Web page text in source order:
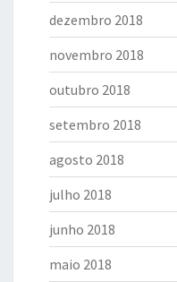
dezembro 2018
novembro 2018
outubro 2018
setembro 2018
agosto 2018
julho 2018
junho 2018
maio 2018